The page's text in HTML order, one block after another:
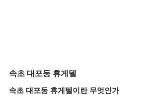
속초 대포동 휴게텔
속초 대포동 휴게텔이란 무엇인가